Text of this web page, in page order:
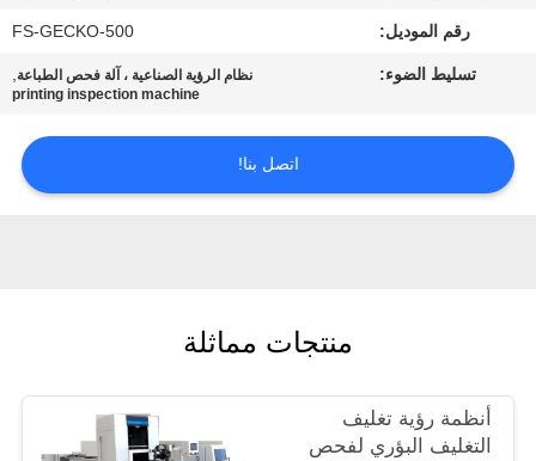
أخبار
اطلب
اقتباس
PRIVACY
POLICY
رقم الموديل: FS-GECKO-500
تسليط الضوء: نظام الرؤية الصناعية ، آلة فحص الطباعة,
printing inspection machine
اتصل بنا!
منتجات مماثلة
أنظمة رؤية تغليف
التغليف البؤري لفحص